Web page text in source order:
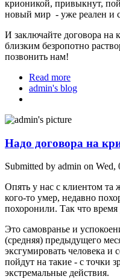
крионикой, привыкнут,
новый мир - уже реален и
И заключайте договора на
близким безропотно
позвонить нам!
Read more
admin's blog
Надо договора на
Submitted by admin on Wed,
Опять у нас с клиентом та
кого-то умер, недавно
похоронили. Так что
Это самовранье и
(средняя) предыдущего
эксгумировать человека и
пойдут на такие - с точки
экстремальные действия.